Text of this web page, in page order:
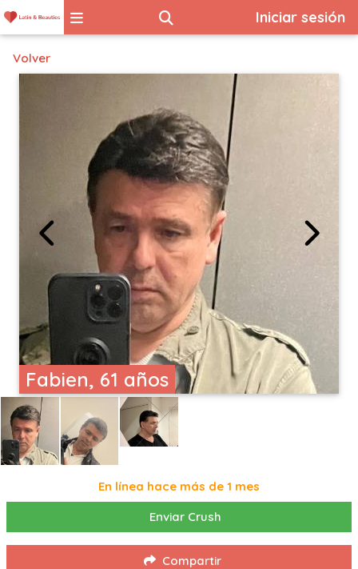
Iniciar sesión
Volver
Fabien, 61 años
En línea hace más de 1 mes
Enviar Crush
Compartir